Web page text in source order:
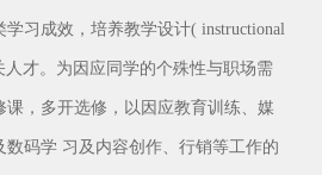
习成效，培养教学设计( instructional
人才。为因应同学的个殊性与职场需
，多开选修，以因应教育训练、媒
码学 习及内容创作、行销等工作的